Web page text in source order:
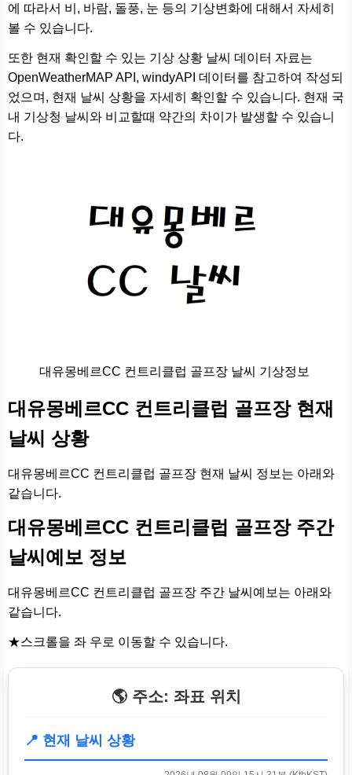
에 따라서 비, 바람, 돌풍, 눈 등의 기상변화에 대해서 자세히
볼 수 있습니다.
또한 현재 확인할 수 있는 기상 상황 날씨 데이터 자료는
OpenWeatherMAP API, windyAPI 데이터를 참고하여 작성되
었으며, 현재 날씨 상황을 자세히 확인할 수 있습니다. 현재 국
내 기상청 날씨와 비교할때 약간의 차이가 발생할 수 있습니
다.
대유몽베르CC 컨트리클럽 골프장 날씨 기상정보
대유몽베르CC 컨트리클럽 골프장 현재
날씨 상황
대유몽베르CC 컨트리클럽 골프장 현재 날씨 정보는 아래와
같습니다.
대유몽베르CC 컨트리클럽 골프장 주간
날씨예보 정보
대유몽베르CC 컨트리클럽 골프장 주간 날씨예보는 아래와
같습니다.
★스크롤을 좌 우로 이동할 수 있습니다.
🌎 주소: 좌표 위치
📍 현재 날씨 상황